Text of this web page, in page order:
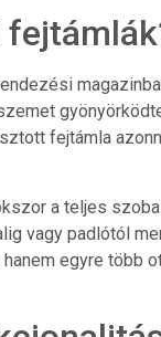
fejtámla
a teljes
vagy padlótól
egyre több